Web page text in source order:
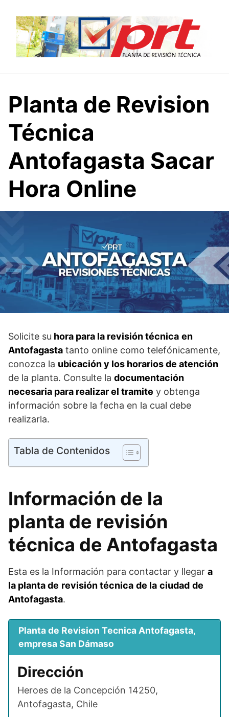
contenido
Planta de Revision
Técnica
Antofagasta Sacar
Hora Online
Solicite su hora para la revisión técnica en
Antofagasta tanto online como telefónicamente,
conozca la ubicación y los horarios de atención
de la planta. Consulte la documentación
necesaria para realizar el tramite y obtenga
información sobre la fecha en la cual debe
realizarla.
Tabla de Contenidos
Información de la
planta de revisión
técnica de Antofagasta
Esta es la Información para contactar y llegar a
la plantade revisión técnica de la ciudad de
Antofagasta.
Planta de Revision Tecnica Antofagasta,
empresa San Dámaso
Dirección
Heroes de la Concepción 14250,
Antofagasta, Chile